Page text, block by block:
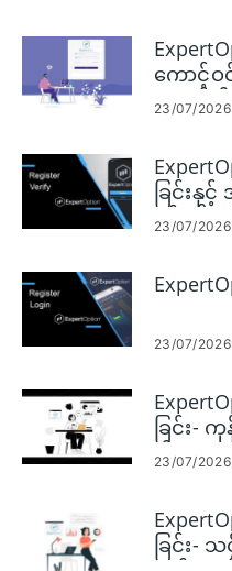
ကောင့်ဝ
ရောက်ပါ။
23/07/2026
ခြင်းနှ
နှင့် လိုအပ်
23/07/2026
23/07/2026
ခြင်း-
ပါ။
23/07/2026
ခြင်း-